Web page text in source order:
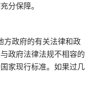
分保障。
政府的有关法律和政
政府法律法规不相容的
家现行标准。如果过几